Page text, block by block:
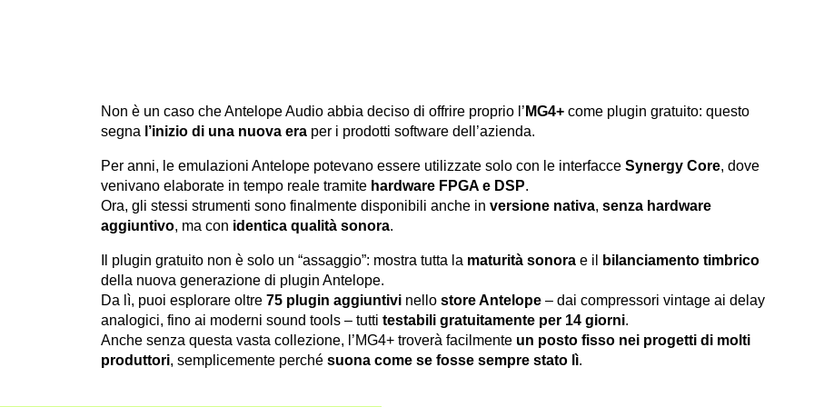
Non è un caso che Antelope Audio abbia deciso di offrire proprio l’ MG4+ come plugin gratuito: questo
segna l’inizio di una nuova era per i prodotti software dell’azienda.
Per anni, le emulazioni Antelope potevano essere utilizzate solo con le interfacce Synergy Core, dove
venivano elaborate in tempo reale tramite hardware FPGA e DSP.
Ora, gli stessi strumenti sono finalmente disponibili anche in versione nativa, senza hardware
aggiuntivo, ma con identica qualità sonora.
Il plugin gratuito non è solo un “assaggio”: mostra tutta la maturità sonora e il
bilanciamento timbrico
della nuova generazione di plugin Antelope.
Da lì, puoi esplorare oltre 75 plugin aggiuntivi nello store Antelope – dai compressori vintage ai delay
analogici, fino ai moderni sound tools – tutti testabili gratuitamente per 14 giorni.
Anche senza questa vasta collezione, l’MG4+ troverà facilmente un posto fisso nei progetti di molti
produttori, semplicemente perché suona come se fosse sempre stato lì.